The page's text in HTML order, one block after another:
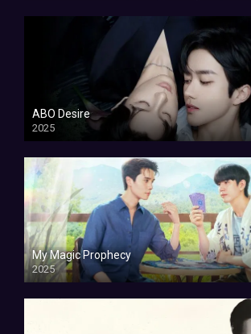
ABO Desire
2025
My Magic Prophecy
2025